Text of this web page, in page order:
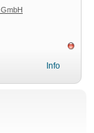
Info